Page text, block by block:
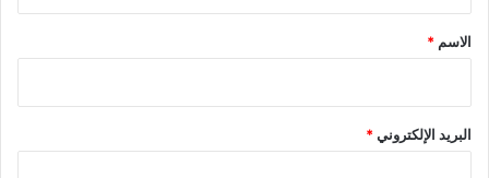
*
الاسم *
البريد الإلكتروني*